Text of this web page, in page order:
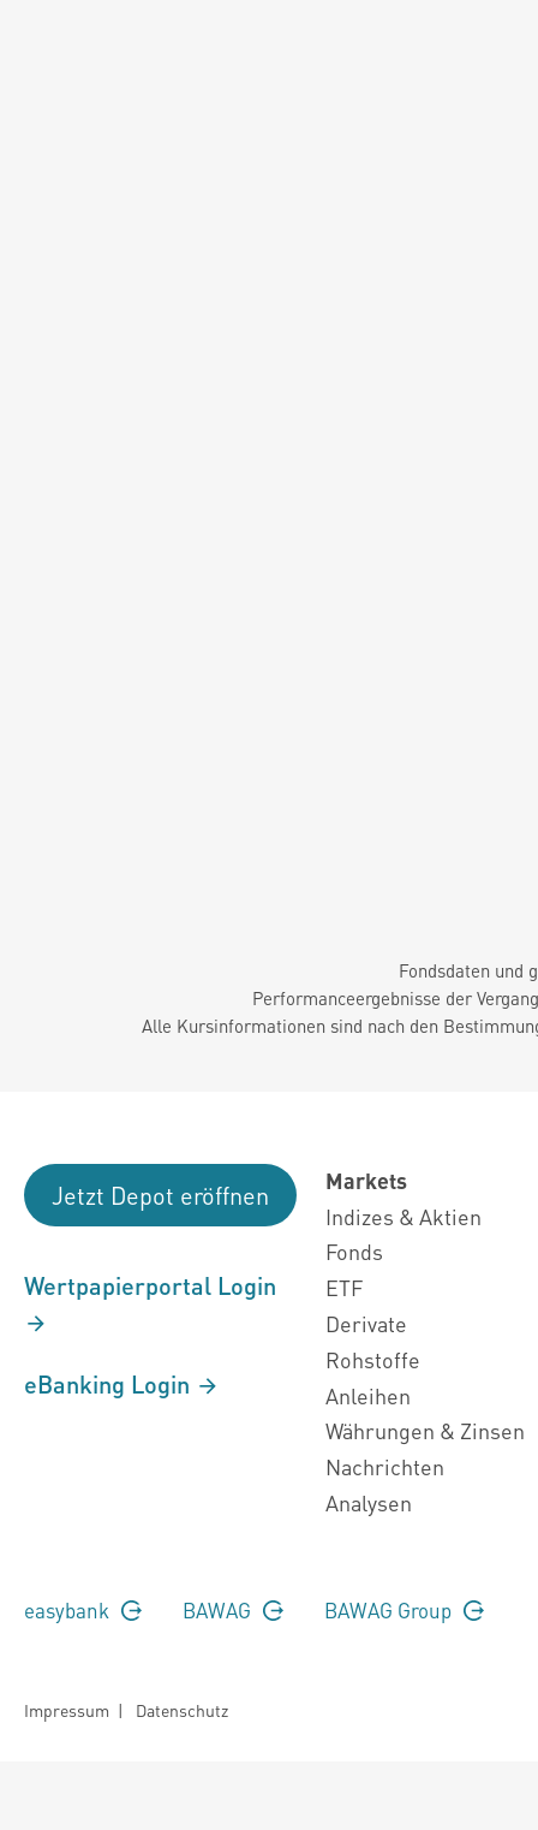
Fondsdaten und
Performanceergebnisse der
Alle Kursinformationen sind nach den
Jetzt Depot eröffnen
Wertpapierportal Login
eBanking Login
Markets
Indizes & Aktien
Fonds
ETF
Derivate
Rohstoffe
Anleihen
Währungen & Zinsen
Nachrichten
Analysen
easybank BAWAG BAWAG Group
Impressum | Datenschutz